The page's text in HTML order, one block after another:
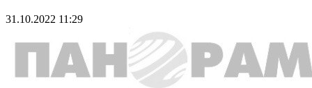
31.10.2022 11:29